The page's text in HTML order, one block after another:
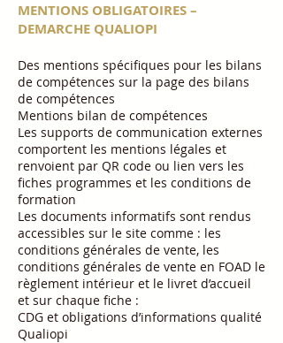
MENTIONS OBLIGATOIRES –
DEMARCHE QUALIOPI
Des mentions spécifiques pour les bilans
de compétences sur la page des bilans
de compétences
Mentions bilan de compétences
Les supports de communication externes
comportent les mentions légales et
renvoient par QR code ou lien vers les
fiches programmes et les conditions de
formation
Les documents informatifs sont rendus
accessibles sur le site comme : les
conditions générales de vente, les
conditions générales de vente en FOAD le
règlement intérieur et le livret d’accueil
et sur chaque fiche :
CDG et obligations d’informations qualité
Qualiopi